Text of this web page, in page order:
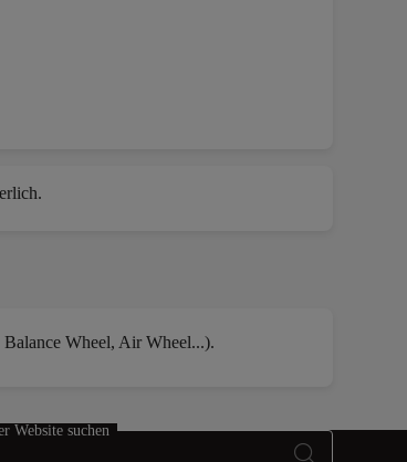
Wheel, Air Wheel...).
Website suchen